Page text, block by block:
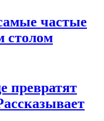
частые
столом
превратят